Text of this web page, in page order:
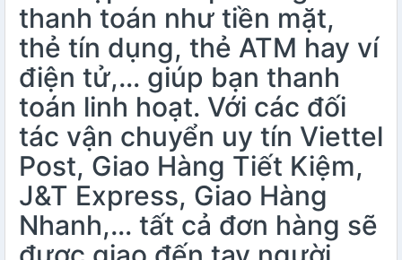
thanh toán như tiền mặt,
thẻ tín dụng, thẻ ATM hay ví
điện tử,… giúp bạn thanh
toán linh hoạt. Với các đối
tác vận chuyển uy tín Viettel
Post, Giao Hàng Tiết Kiệm,
J&T Express, Giao Hàng
Nhanh,… tất cả đơn hàng sẽ